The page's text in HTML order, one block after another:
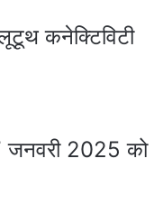
कनेक्टिविटी
जनवरी 2025 को